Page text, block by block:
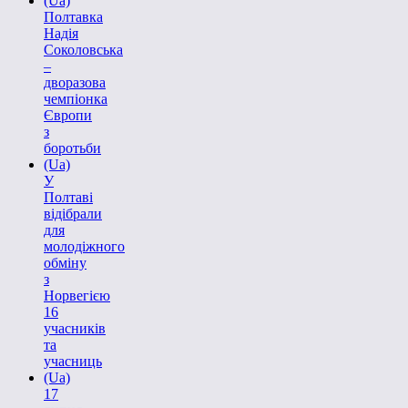
Полтавка
Надія
Соколовська
–
дворазова
чемпіонка
Європи
з
боротьби
(Ua)
У
Полтаві
відібрали
для
молодіжного
обміну
з
Норвегією
16
учасників
та
учасниць
(Ua)
17